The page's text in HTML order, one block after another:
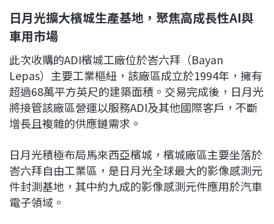
日月光擴大檳城生產基地，聚焦高成長性AI與
車用市場
此次收購的ADI檳城工廠位於峇六拜（Bayan
Lepas）主要工業樞紐，該廠區成立於1994年，擁有
超過68萬平方英尺的建築面積。交易完成後，日月光
將接管該廠區營運以服務ADI及其他國際客戶，不斷
增長且複雜的供應鏈需求。
日月光積極布局馬來西亞檳城，檳城廠區主要坐落於
峇六拜自由工業區，是日月光全球最大的影像感測元
件封測基地，其中約九成的影像感測元件應用於汽車
電子領域。